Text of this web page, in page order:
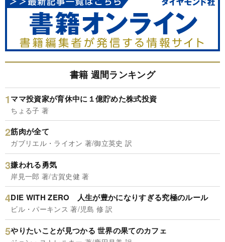
書籍 週間ランキング
ママ投資家が育休中に１億貯めた株式投資
ちょる子 著
筋肉が全て
ガブリエル・ライオン 著/御立英史 訳
嫌われる勇気
岸見一郎 著/古賀史健 著
DIE WITH ZERO 人生が豊かになりすぎる究極のルール
ビル・パーキンス 著/児島 修 訳
やりたいことが見つかる 世界の果てのカフェ